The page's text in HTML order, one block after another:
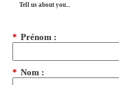
Tell us about you...
* Prénom :
* Nom :